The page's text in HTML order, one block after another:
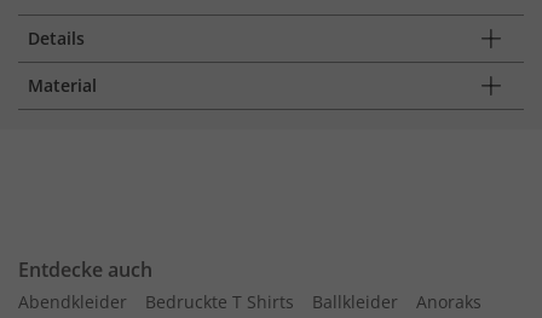
Details
Material
Entdecke auch
Abendkleider Bedruckte T Shirts Ballkleider
Anoraks